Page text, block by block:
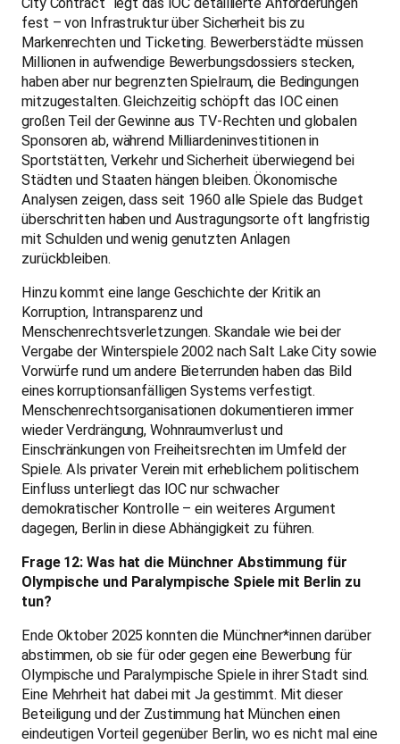
fest – von Infrastruktur über Sicherheit bis zu
Markenrechten und Ticketing. Bewerberstädte müssen
Millionen in aufwendige Bewerbungsdossiers stecken,
haben aber nur begrenzten Spielraum, die Bedingungen
mitzugestalten. Gleichzeitig schöpft das IOC einen
großen Teil der Gewinne aus TV-Rechten und globalen
Sponsoren ab, während Milliardeninvestitionen in
Sportstätten, Verkehr und Sicherheit überwiegend bei
Städten und Staaten hängen bleiben. Ökonomische
Analysen zeigen, dass seit 1960 alle Spiele das Budget
überschritten haben und Austragungsorte oft langfristig
mit Schulden und wenig genutzten Anlagen
zurückbleiben.
Hinzu kommt eine lange Geschichte der Kritik an
Korruption, Intransparenz und
Menschenrechtsverletzungen. Skandale wie bei der
Vergabe der Winterspiele 2002 nach Salt Lake City sowie
Vorwürfe rund um andere Bieterrunden haben das Bild
eines korruptionsanfälligen Systems verfestigt.
Menschenrechtsorganisationen dokumentieren immer
wieder Verdrängung, Wohnraumverlust und
Einschränkungen von Freiheitsrechten im Umfeld der
Spiele. Als privater Verein mit erheblichem politischem
Einfluss unterliegt das IOC nur schwacher
demokratischer Kontrolle – ein weiteres Argument
dagegen, Berlin in diese Abhängigkeit zu führen.
Frage 12: Was hat die Münchner Abstimmung für
Olympische und Paralympische Spiele mit Berlin zu
tun?
Ende Oktober 2025 konnten die Münchner*innen darüber
abstimmen, ob sie für oder gegen eine Bewerbung für
Olympische und Paralympische Spiele in ihrer Stadt sind.
Eine Mehrheit hat dabei mit Ja gestimmt. Mit dieser
Beteiligung und der Zustimmung hat München einen
eindeutigen Vorteil gegenüber Berlin, wo es nicht mal eine